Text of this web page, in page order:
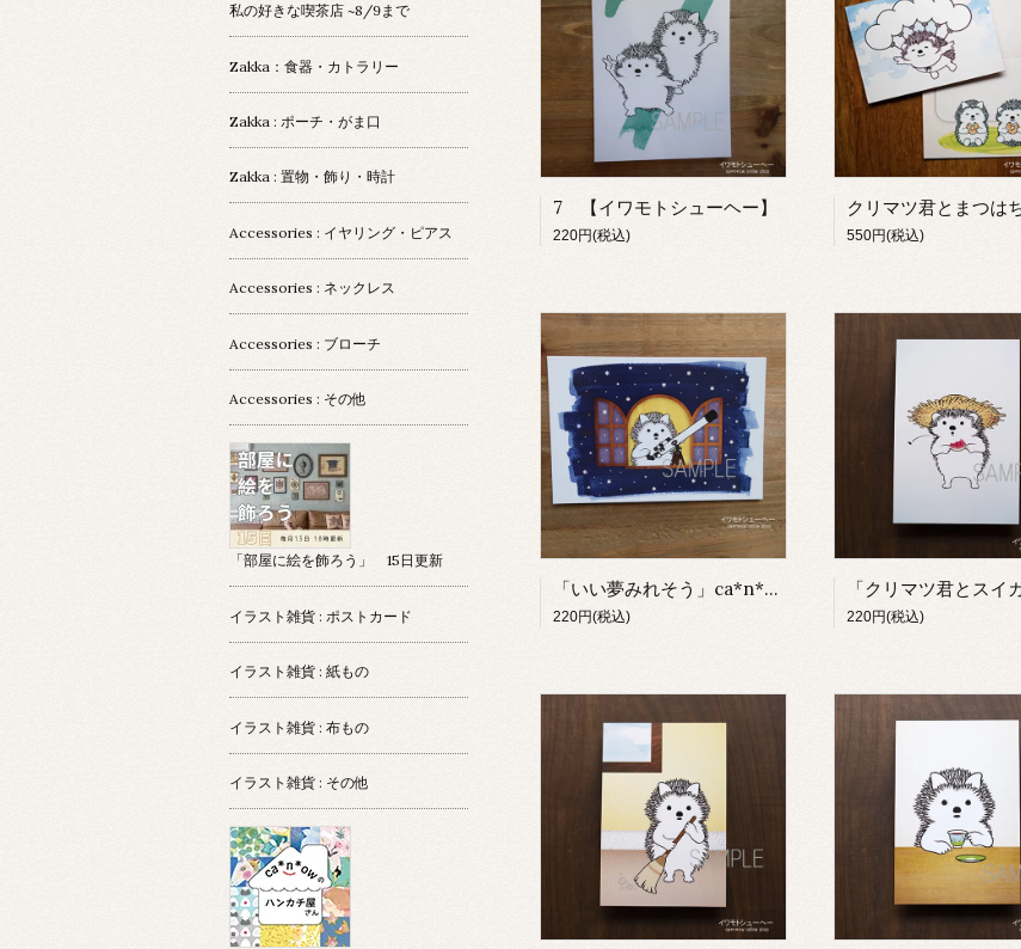
7 【イワモトシューヘー】
220円(税込) 550円(税込)
「いい夢みれそう」ca*n*ow2021カレンダーより（ポストカード）【イワモトシューへー】
220円(税込) 220円(税込)
私の好きな喫茶店 ~8/9まで
Zakka：食器・カトラリー
Zakka : ポーチ・がま口
Zakka : 置物・飾り・時計
Accessories : イヤリング・ピアス
Accessories : ネックレス
Accessories : ブローチ
Accessories : その他
「部屋に絵を飾ろう」 15日更新
イラスト雑貨 : ポストカード
イラスト雑貨 : 紙もの
イラスト雑貨 : 布もの
イラスト雑貨 : その他